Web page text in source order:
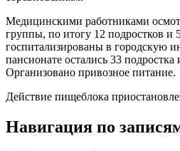
Медицинскими работниками
группы, по итогу 12 подростков и
госпитализированы в городскую
пансионате остались 33 подростка
Организовано привозное питание.
Действие пищеблока
Навигация по